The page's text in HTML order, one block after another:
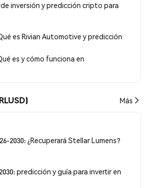
de inversión y predicción cripto para
es Rivian Automotive y predicción
es y cómo funciona en
Más
2030: ¿Recuperará Stellar Lumens?
predicción y guía para invertir en